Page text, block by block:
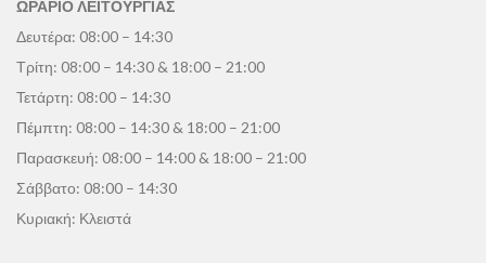
ΩΡΑΡΙΟ ΛΕΙΤΟΥΡΓΙΑΣ
Δευτέρα: 08:00 – 14:30
Τρίτη: 08:00 – 14:30 & 18:00 – 21:00
Τετάρτη: 08:00 – 14:30
Πέμπτη: 08:00 – 14:30 & 18:00 – 21:00
Παρασκευή: 08:00 – 14:00 & 18:00 – 21:00
Σάββατο: 08:00 – 14:30
Κυριακή: Κλειστά